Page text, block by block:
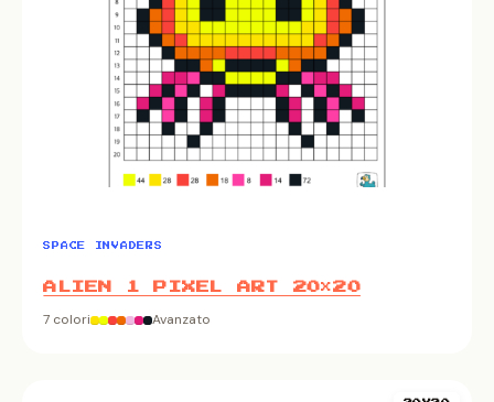
SPACE INVADERS
ALIEN 1 PIXEL ART 20×20
7 colori Avanzato